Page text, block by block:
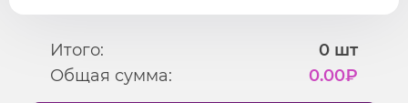
Итого: 0 шт
Общая сумма:
0.00₽